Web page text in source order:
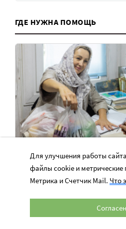
ГДЕ НУЖНА ПОМОЩЬ
35 семей ждут
Центру «Нечаянная радость» в
чтобы закупить продукты для
Для улучшения работы
файлы cookie и
Метрика и Счетчик Mail. Что
Согласен